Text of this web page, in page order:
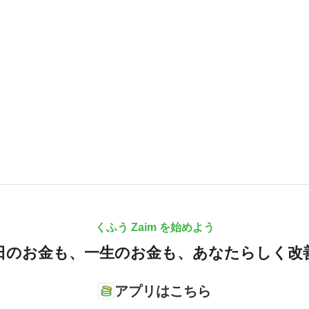
くふう Zaim を始めよう
のお金も、 一生のお金も、 あなたらしく改
アプリはこちら